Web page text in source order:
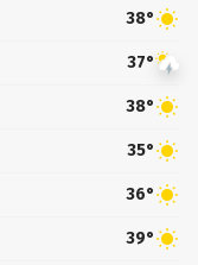
38°
37°
38°
35°
36°
39°